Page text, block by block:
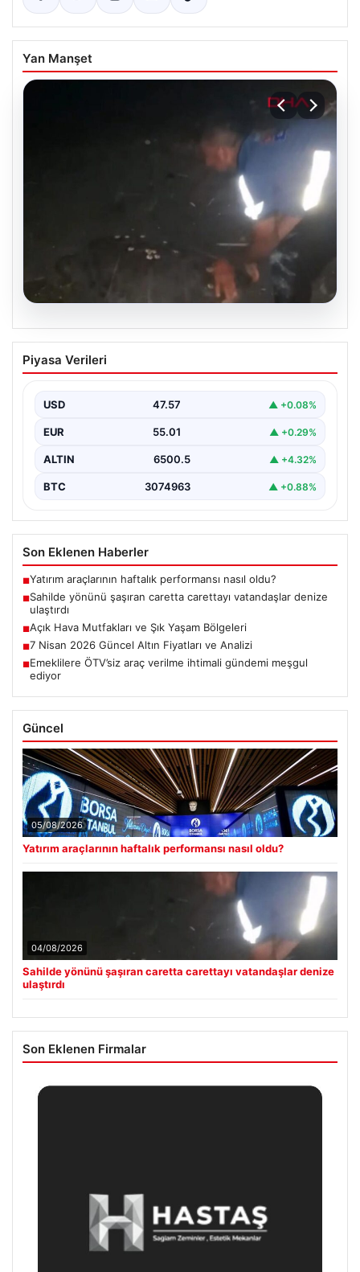
Yan Manşet
04.08.2026
Sahilde yönünü şaşıran caretta
carettayı vatandaşlar denize ulaştırdı
Piyasa Verileri
USD 47.57 ▲ +0.08%
EUR 55.01 ▲ +0.29%
ALTIN 6500.5 ▲ +4.32%
BTC 3074963 ▲ +0.88%
Son Eklenen Haberler
■Yatırım araçlarının haftalık performansı nasıl oldu?
■Sahilde yönünü şaşıran caretta carettayı vatandaşlar denize
ulaştırdı
■Açık Hava Mutfakları ve Şık Yaşam Bölgeleri
■7 Nisan 2026 Güncel Altın Fiyatları ve Analizi
■Emeklilere ÖTV’siz araç verilme ihtimali gündemi meşgul
ediyor
Güncel
05/08/2026
Yatırım araçlarının haftalık performansı nasıl oldu?
04/08/2026
Sahilde yönünü şaşıran caretta carettayı vatandaşlar denize
ulaştırdı
Son Eklenen Firmalar